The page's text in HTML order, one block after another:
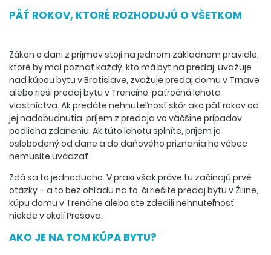
PÄŤ ROKOV, KTORÉ ROZHODUJÚ O VŠETKOM
Zákon o dani z príjmov stojí na jednom základnom pravidle,
ktoré by mal poznať každý, kto má byt na predaj, uvažuje
nad kúpou bytu v Bratislave, zvažuje predaj domu v Trnave
alebo rieši predaj bytu v Trenčíne: päťročná lehota
vlastníctva. Ak predáte nehnuteľnosť skôr ako päť rokov od
jej nadobudnutia, príjem z predaja vo väčšine prípadov
podlieha zdaneniu. Ak túto lehotu splníte, príjem je
oslobodený od dane a do daňového priznania ho vôbec
nemusíte uvádzať.
Zdá sa to jednoducho. V praxi však práve tu začínajú prvé
otázky – a to bez ohľadu na to, či riešite predaj bytu v Žiline,
kúpu domu v Trenčíne alebo ste zdedili nehnuteľnosť
niekde v okolí Prešova.
AKO JE NA TOM KÚPA BYTU?